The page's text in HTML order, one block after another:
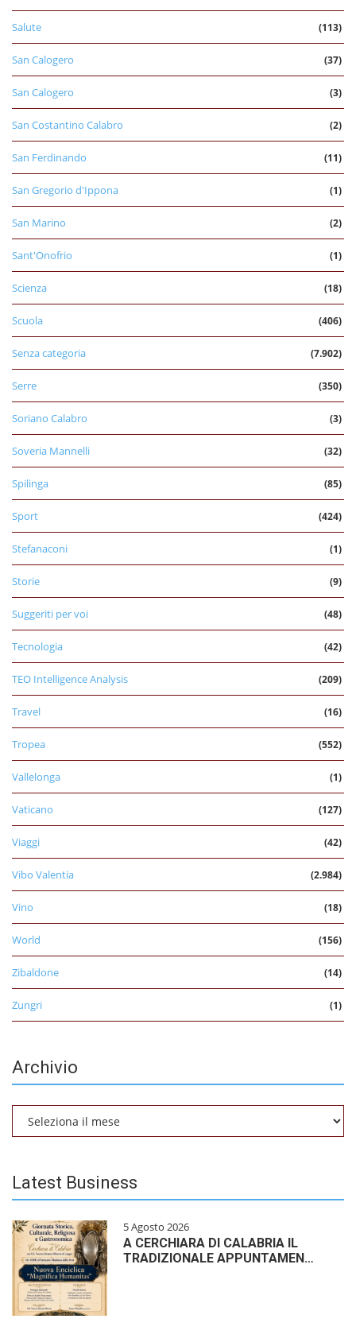
Salute (113)
San Calogero (37)
San Calogero (3)
San Costantino Calabro (2)
San Ferdinando (11)
San Gregorio d'Ippona (1)
San Marino (2)
Sant'Onofrio (1)
Scienza (18)
Scuola (406)
Senza categoria (7.902)
Serre (350)
Soriano Calabro (3)
Soveria Mannelli (32)
Spilinga (85)
Sport (424)
Stefanaconi (1)
Storie (9)
Suggeriti per voi (48)
Tecnologia (42)
TEO Intelligence Analysis (209)
Travel (16)
Tropea (552)
Vallelonga (1)
Vaticano (127)
Viaggi (42)
Vibo Valentia (2.984)
Vino (18)
World (156)
Zibaldone (14)
Zungri (1)
Archivio
Latest Business
5 Agosto 2026
A CERCHIARA DI CALABRIA IL
TRADIZIONALE APPUNTAMEN…